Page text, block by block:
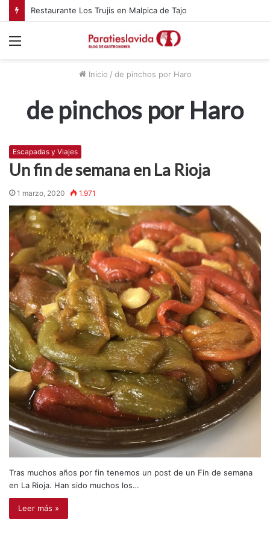
Restaurante Los Trujis en Malpica de Tajo
Inicio / de pinchos por Haro
de pinchos por Haro
Escapadas y Viajes
Un fin de semana en La Rioja
1 marzo, 2020 1.971
Tras muchos años por fin tenemos un post de un Fin de semana
en La Rioja. Han sido muchos los…
Leer más »